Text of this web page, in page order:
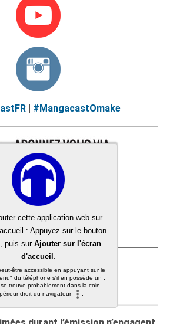
| #MangacastOmake
,Manga Maget vous ! 🙂